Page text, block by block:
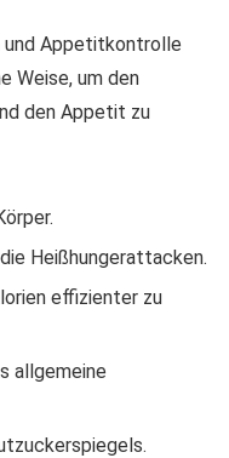
und Appetitkontrolle
Weise, um den
den Appetit zu
Heißhungerattacken.
effizienter zu
allgemeine